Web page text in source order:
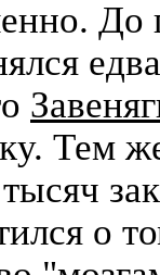
До
Тем
тысяч
о